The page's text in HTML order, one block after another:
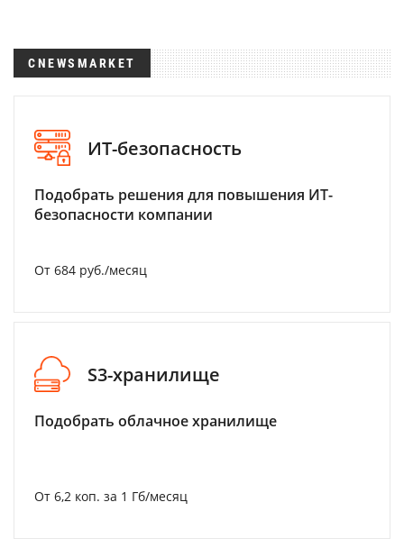
CNEWSMARKET
ИТ-безопасность
Подобрать решения для повышения ИТ-
безопасности компании
От 684 руб./месяц
S3-хранилище
Подобрать облачное хранилище
От 6,2 коп. за 1 Гб/месяц